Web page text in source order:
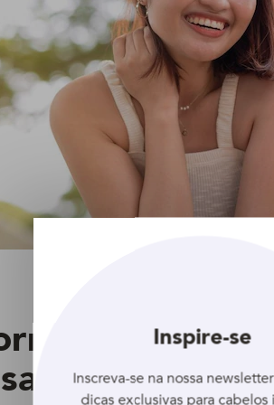
ok, mas
touca de
Inspire-se
Inscreva-se na nossa
dicas exclusivas para cabelos